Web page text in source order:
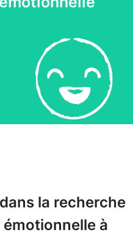
la recherche
émotionnelle à